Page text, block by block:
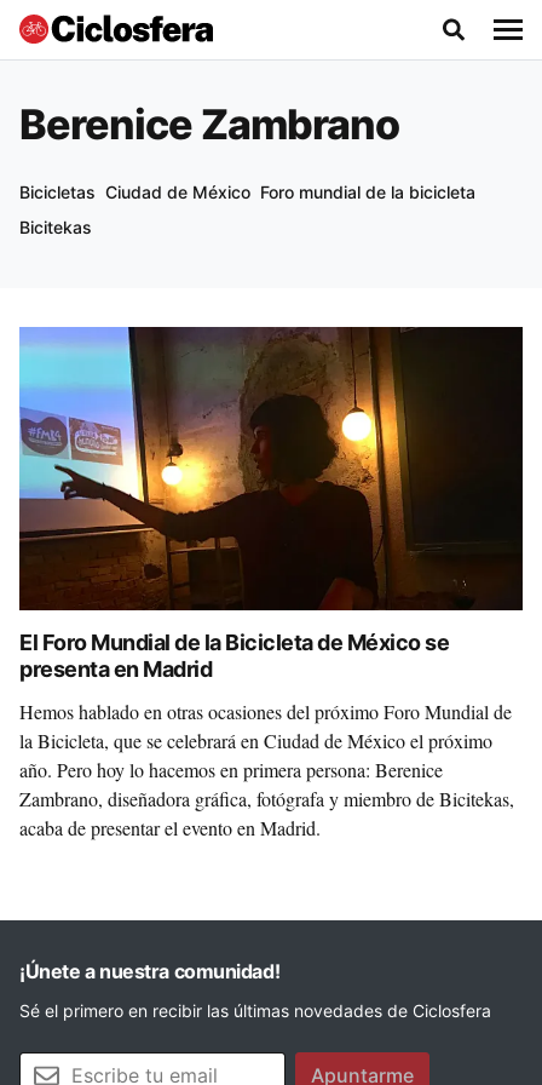
Berenice Zambrano
Bicicletas Ciudad de México Foro mundial de la bicicleta
Bicitekas
El Foro Mundial de la Bicicleta de México se
presenta en Madrid
Hemos hablado en otras ocasiones del próximo Foro Mundial de
la Bicicleta, que se celebrará en Ciudad de México el próximo
año. Pero hoy lo hacemos en primera persona: Berenice
Zambrano, diseñadora gráfica, fotógrafa y miembro de Bicitekas,
acaba de presentar el evento en Madrid.
¡Únete a nuestra comunidad!
Sé el primero en recibir las últimas novedades de Ciclosfera
Tu email Apuntarme